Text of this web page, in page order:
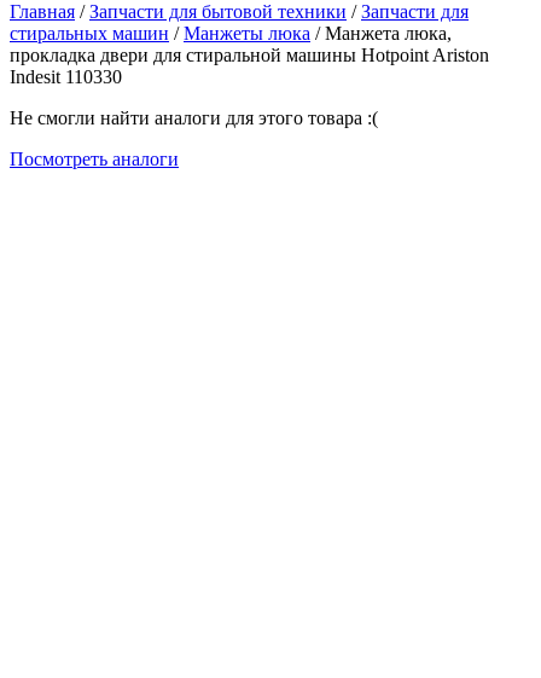
Главная /Запчасти для бытовой техники /Запчасти для
стиральных машин /Манжеты люка / Манжета люка,
прокладка двери для стиральной машины Hotpoint Ariston
Indesit 110330
Не смогли найти аналоги для этого товара :(
Посмотреть аналоги